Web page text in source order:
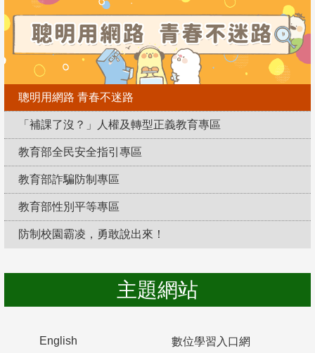
聰明用網路 青春不迷路
「補課了沒？」人權及轉型正義教育專區
教育部全民安全指引專區
教育部詐騙防制專區
教育部性別平等專區
防制校園霸凌，勇敢說出來！
主題網站
English 數位學習入口網